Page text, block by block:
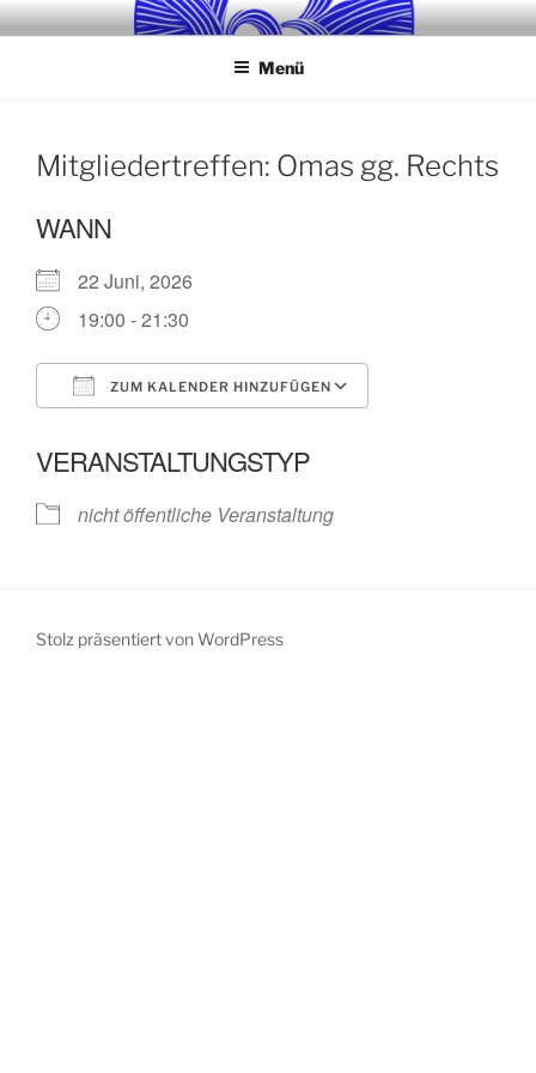
Zum
InhaltKVM-SCHWERIN E. V.
Gemeinsam können wir einen lebendigen und inspirierenden Ort
Menü
Mitgliedertreffen: Omas gg. Rechts
WANN
22 Juni, 2026
19:00 - 21:30
ZUM KALENDER HINZUFÜGEN
VERANSTALTUNGSTYP
nicht öffentliche Veranstaltung
Stolz präsentiert von WordPress